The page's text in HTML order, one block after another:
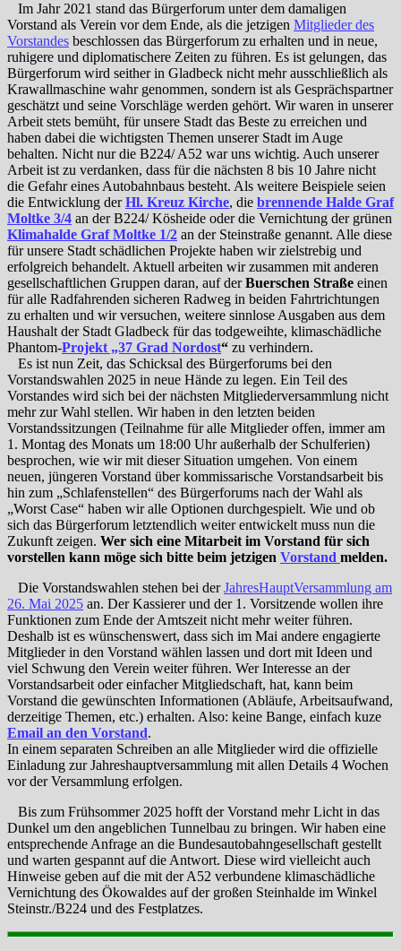
Im Jahr 2021 stand das Bürgerforum unter dem damaligen
Vorstand als Verein vor dem Ende, als die jetzigen Mitglieder des
Vorstandes beschlossen das Bürgerforum zu erhalten und in neue,
ruhigere und diplomatischere Zeiten zu führen. Es ist gelungen, das
Bürgerforum wird seither in Gladbeck nicht mehr ausschließlich als
Krawallmaschine wahr genommen, sondern ist als Gesprächspartner
geschätzt und seine Vorschläge werden gehört. Wir waren in unserer
Arbeit stets bemüht, für unsere Stadt das Beste zu erreichen und
haben dabei die wichtigsten Themen unserer Stadt im Auge
behalten. Nicht nur die B224/ A52 war uns wichtig. Auch unserer
Arbeit ist zu verdanken, dass für die nächsten 8 bis 10 Jahre nicht
die Gefahr eines Autobahnbaus besteht. Als weitere Beispiele seien
die Entwicklung derHl. Kreuz Kirche, die brennende Halde Graf
Moltke 3/4 an der B224/ Kösheide oder die Vernichtung der grünen
Klimahalde Graf Moltke 1/2 an der Steinstraße genannt. Alle diese
für unsere Stadt schädlichen Projekte haben wir zielstrebig und
erfolgreich behandelt. Aktuell arbeiten wir zusammen mit anderen
gesellschaftlichen Gruppen daran, auf derBuerschen Straße einen
für alle Radfahrenden sicheren Radweg in beiden Fahrtrichtungen
zu erhalten und wir versuchen, weitere sinnlose Ausgaben aus dem
Haushalt der Stadt Gladbeck für das todgeweihte, klimaschädliche
Phantom-Projekt „37 Grad Nordost“ zu verhindern.
Es ist nun Zeit, das Schicksal des Bürgerforums bei den
Vorstandswahlen 2025 in neue Hände zu legen. Ein Teil des
Vorstandes wird sich bei der nächsten Mitgliederversammlung nicht
mehr zur Wahl stellen. Wir haben in den letzten beiden
Vorstandssitzungen (Teilnahme für alle Mitglieder offen, immer am
1. Montag des Monats um 18:00 Uhr außerhalb der Schulferien)
besprochen, wie wir mit dieser Situation umgehen. Von einem
neuen, jüngeren Vorstand über kommissarische Vorstandsarbeit bis
hin zum „Schlafenstellen“ des Bürgerforums nach der Wahl als
„Worst Case“ haben wir alle Optionen durchgespielt. Wie und ob
sich das Bürgerforum letztendlich weiter entwickelt muss nun die
Zukunft zeigen. Wer sich eine Mitarbeit im Vorstand für sich
vorstellen kann möge sich bitte beim jetzigen Vorstand melden.
Die Vorstandswahlen stehen bei derJahresHauptVersammlung am
26. Mai 2025 an. Der Kassierer und der 1. Vorsitzende wollen ihre
Funktionen zum Ende der Amtszeit nicht mehr weiter führen.
Deshalb ist es wünschenswert, dass sich im Mai andere engagierte
Mitglieder in den Vorstand wählen lassen und dort mit Ideen und
viel Schwung den Verein weiter führen. Wer Interesse an der
Vorstandsarbeit oder einfacher Mitgliedschaft, hat, kann beim
Vorstand die gewünschten Informationen (Abläufe, Arbeitsaufwand,
derzeitige Themen, etc.) erhalten. Also: keine Bange, einfach kuze
Email an den Vorstand.
In einem separaten Schreiben an alle Mitglieder wird die offizielle
Einladung zur Jahreshauptversammlung mit allen Details 4 Wochen
vor der Versammlung erfolgen.
Bis zum Frühsommer 2025 hofft der Vorstand mehr Licht in das
Dunkel um den angeblichen Tunnelbau zu bringen. Wir haben eine
entsprechende Anfrage an die Bundesautobahngesellschaft gestellt
und warten gespannt auf die Antwort. Diese wird vielleicht auch
Hinweise geben auf die mit der A52 verbundene klimaschädliche
Vernichtung des Ökowaldes auf der großen Steinhalde im Winkel
Steinstr./B224 und des Festplatzes.